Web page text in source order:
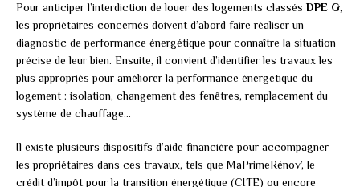
Pour anticiper l’interdiction de louer des logements classés DPE G,
les propriétaires concernés doivent d’abord faire réaliser un
diagnostic de performance énergétique pour connaître la situation
précise de leur bien. Ensuite, il convient d’identifier les travaux les
plus appropriés pour améliorer la performance énergétique du
logement : isolation, changement des fenêtres, remplacement du
système de chauffage…
Il existe plusieurs dispositifs d’aide financière pour accompagner
les propriétaires dans ces travaux, tels que MaPrimeRénov’, le
crédit d’impôt pour la transition énergétique (CITE) ou encore